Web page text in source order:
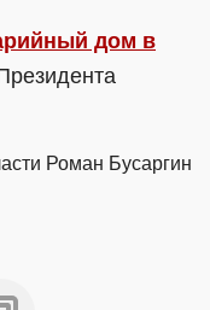
дом в
Роман Бусаргин